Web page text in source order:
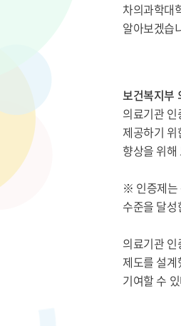
차의과학대
알아보겠습
보건복지부
의료기관
제공하기
향상을 위
※ 인증제는
수준을 달
의료기관
제도를 설
기여할 수